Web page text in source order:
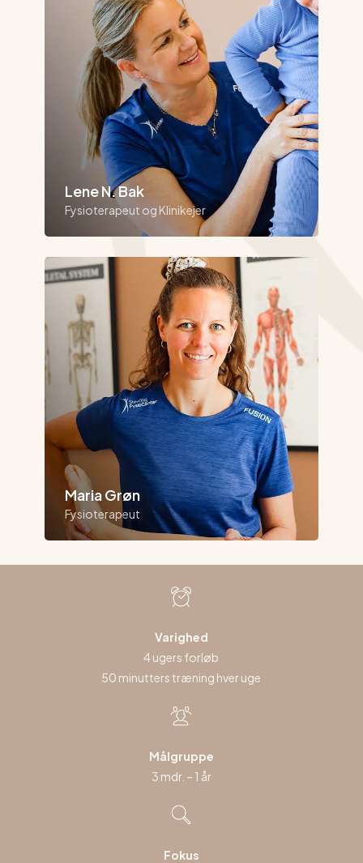
Lene N. Bak
Fysioterapeut og Klinikejer
Maria Grøn
Fysioterapeut
Varighed
4 ugers forløb
50 minutters træning hver uge
Målgruppe
3 mdr. – 1 år
Fokus